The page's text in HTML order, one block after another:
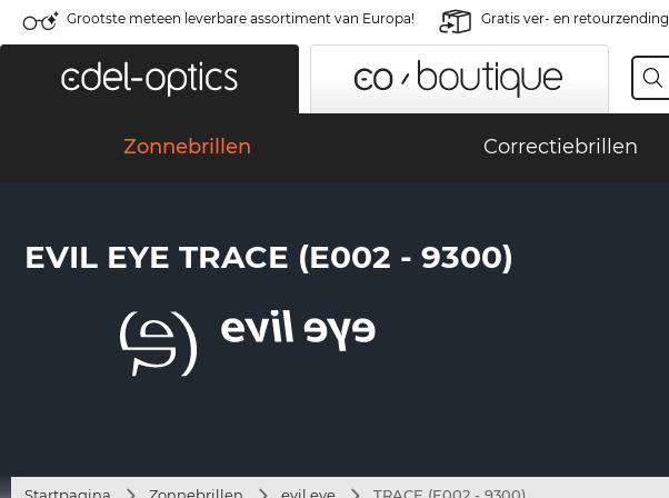
Grootste meteen leverbare assortiment van Europa! Gratis ver- en retourzending
Zonnebrillen Correctiebrillen
EVIL EYE TRACE (E002 - 9300)